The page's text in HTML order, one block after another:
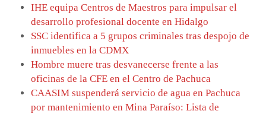
IHE equipa Centros de Maestros para impulsar el
desarrollo profesional docente en Hidalgo
SSC identifica a 5 grupos criminales tras despojo de
inmuebles en la CDMX
Hombre muere tras desvanecerse frente a las
oficinas de la CFE en el Centro de Pachuca
CAASIM suspenderá servicio de agua en Pachuca
por mantenimiento en Mina Paraíso: Lista de